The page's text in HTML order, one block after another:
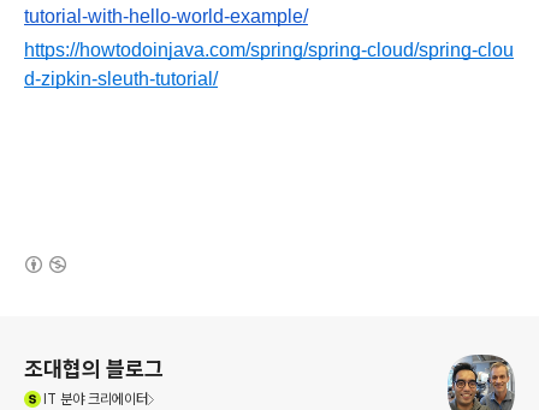
tutorial-with-hello-world-example/
https://howtodoinjava.com/spring/spring-cloud/spring-clou
d-zipkin-sleuth-tutorial/
조대협의 블로그
IT 분야 크리에이터